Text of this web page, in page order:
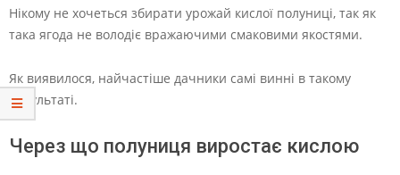
Нікому не хочеться збирати урожай кислої полуниці, так як
така ягода не володіє вражаючими смаковими якостями.
Як виявилося, найчастіше дачники самі винні в такому
результаті.
Через що полуниця виростає кислою